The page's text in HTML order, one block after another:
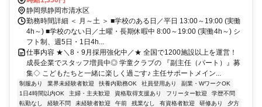
静岡県静岡市清水区
勤務時間詳細 ＜ 月～土 ＞ ■学校のある日／平日 13:00～19:00 (実働
4h～) ■学校のない日／土曜・長期休暇中 8:00～19:00 (実働4h～) シ
フト制、週5日・1日4h...
仕事内容 ★＼8・9月採用強化中／★ 全国で1200施設以上を運営！
成長企業でスタッフ増員中◎ 学童クラブの 『副主任（パート）』募
集◇ こどもたちと一緒に楽しく過ごす♪ 主任サポートメイン...
制服あり 業界未経験者歓迎 扶養内勤務OK 社員登用あり
副業・WワークOK
1日4時間以内OK
主婦・主夫歓迎 資格取得支援あり フリーター歓迎
学歴不問
転勤なし
経験不問 未経験者歓迎 午前 残業なし 有資格者歓迎 研修あり
夕方